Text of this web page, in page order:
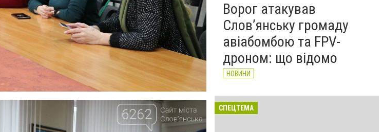
Ворог атакував
Слов’янську громаду
авіабомбою та FPV-
дроном: що відомо
НОВИНИ
СПЕЦТЕМА